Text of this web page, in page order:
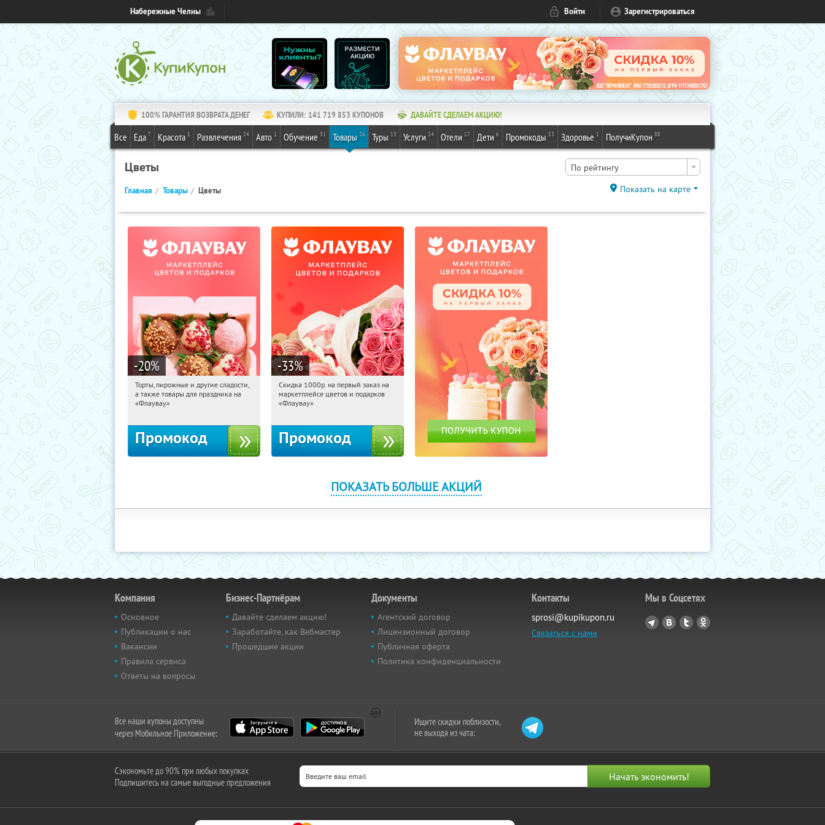
Набережные Челны Войти Зарегистрироваться
100% ГАРАНТИЯ ВОЗВРАТА ДЕНЕГ КУПИЛИ: 141 719 853 КУПОНОВ ДАВАЙТЕ СДЕЛАЕМ АКЦИЮ!
Все Еда 7 Красота 1 Развлечения 24 Авто 1 Обучение 31 Товары 26 Туры 13 Услуги 14 Отели 17 Дети 6 Промокоды 53 Здоровье 1 ПолучиКупон 88
Цветы По рейтингу
Главная Товары Цветы Показать на карте
-20%
17:05:05 Получили:
Россия
Торты, пирожные и другие сладости,
а также товары для праздника на
«Флаувау»
Промокод
-33%
17:05:05 Получили:
Россия
Скидка 1000р. на первый заказ на
маркетплейсе цветов и подарков
«Флаувау»
Промокод
ПОКАЗАТЬ БОЛЬШЕ АКЦИЙ
Компания
Основное
Публикации о нас
Вакансии
Правила сервиса
Ответы на вопросы
Бизнес-Партнёрам
Давайте сделаем акцию!
Заработайте, как Вебмастер
Прошедшие акции
Документы
Агентский договор
Лицензионный договор
Публичная оферта
Политика конфиденциальности
Контакты
sprosi@kupikupon.ru
Связаться с нами
Мы в Соцсетях
Все наши купоны доступны
через Мобильное Приложение:
Ищите скидки поблизости,
не выходя из чата:
Сэкономьте до 90% при любых покупках
Подпишитесь на самые выгодные предложения